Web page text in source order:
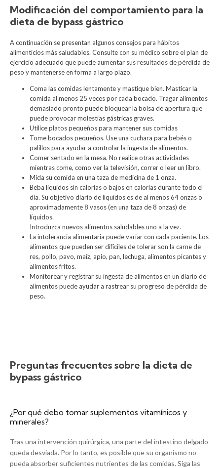
Modificación del comportamiento para la
dieta de bypass gástrico
A continuación se presentan algunos consejos para hábitos
alimenticios más saludables. Consulte con su médico sobre el plan de
ejercicio adecuado que puede aumentar sus resultados de pérdida de
peso y mantenerse en forma a largo plazo.
Coma las comidas lentamente y mastique bien. Masticar la
comida al menos 25 veces por cada bocado. Tragar alimentos
demasiado pronto puede bloquear la bolsa de apertura que
puede provocar molestias gástricas graves.
Utilice platos pequeños para mantener sus comidas
Tome bocados pequeños. Use una cuchara para bebés o
palillos para ayudar a controlar la ingesta de alimentos.
Comer sentado en la mesa. No realice otras actividades
mientras come, como ver la televisión, correr o leer un libro.
Mida su comida en una taza de medicina de 1 onza.
Beba líquidos sin calorías o bajos en calorías durante todo el
día. Su objetivo diario de líquidos es de al menos 64 onzas o
aproximadamente 8 vasos (en una taza de 8 onzas) de
líquidos.
Introduzca nuevos alimentos saludables uno a la vez.
La intolerancia alimentaria puede variar con cada paciente. Los
alimentos que pueden ser difíciles de tolerar son la carne de
res, pollo, pavo, maíz, apio, pan, lechuga, alimentos picantes y
alimentos fritos.
Monitorear y registrar su ingesta de alimentos en un diario de
alimentos puede ayudar a rastrear su progreso de pérdida de
peso.
Preguntas frecuentes sobre la dieta de
bypass gástrico
¿Por qué debo tomar suplementos vitamínicos y
minerales?
Tras una intervención quirúrgica, una parte del intestino delgado
queda desviada. Por lo tanto, es posible que su organismo no
pueda absorber suficientes nutrientes de las comidas. Siga las